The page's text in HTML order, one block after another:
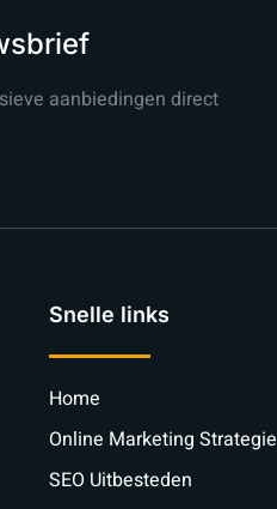
aanbiedingen direct
Snelle links
Home
Online Marketing Strategie
SEO Uitbesteden